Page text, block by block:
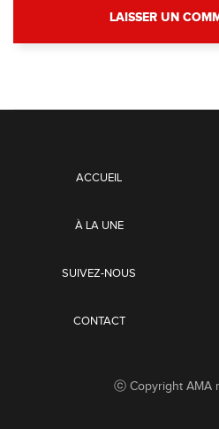
ACCUEIL
À LA UNE
SUIVEZ-NOUS
CONTACT
ⓒ Copyright AMA